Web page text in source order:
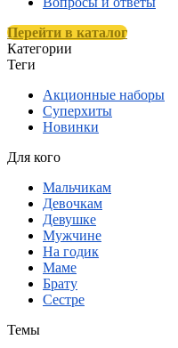
Перейти в каталог
Категории
Теги
Акционные наборы
Суперхиты
Новинки
Для кого
Мальчикам
Девочкам
Девушке
Мужчине
На годик
Маме
Брату
Сестре
Темы